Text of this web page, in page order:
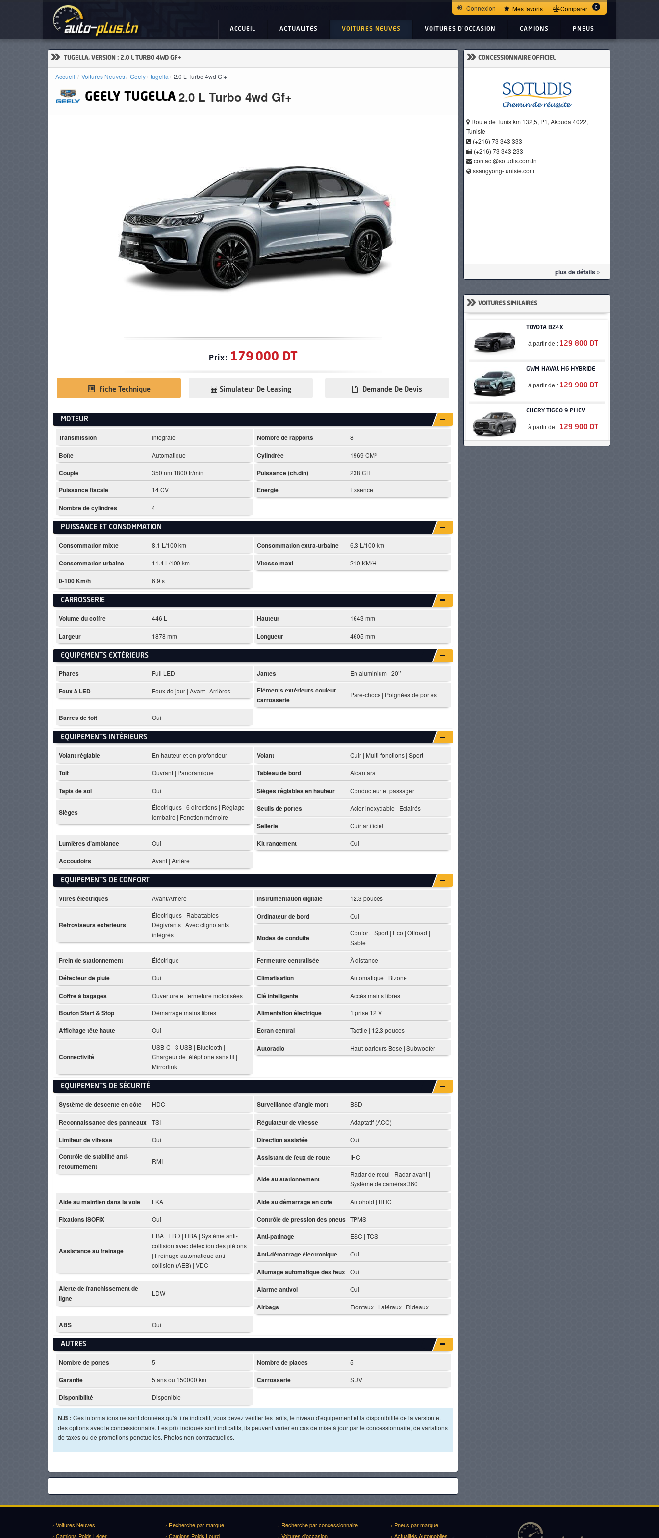
Connexion Mes favoris Comparer 0
ACCUEIL ACTUALITÉS VOITURES NEUVES VOITURES D'OCCASION CAMIONS PNEUS
» TUGELLA, VERSION : 2.0 L TURBO 4WD GF+
Accueil Voitures Neuves Geely tugella 2.0 L Turbo 4wd Gf+
GEELY TUGELLA 2.0 L Turbo 4wd Gf+
Prix: 179 000 DT
Fiche Technique Demande De Devis
Simulateur De Leasing
MOTEUR
Transmission Intégrale Nombre de rapports 8
Boîte Automatique Cylindrée 1969 CM³
Couple 350 nm 1800 tr/min Puissance (ch.din) 238 CH
Puissance fiscale 14 CV Energie Essence
Nombre de cylindres 4
PUISSANCE ET CONSOMMATION
Consommation mixte 8.1 L/100 km Consommation extra-urbaine 6.3 L/100 km
Consommation urbaine 11.4 L/100 km Vitesse maxi 210 KM/H
0-100 Km/h 6.9 s
CARROSSERIE
Volume du coffre 446 L Hauteur 1643 mm
Largeur 1878 mm Longueur 4605 mm
EQUIPEMENTS EXTÈRIEURS
Phares Full LED Jantes En aluminium | 20’’
Feux à LED Feux de jour | Avant | Arrières
Eléments extérieurs couleur
carrosserie
Pare-chocs | Poignées de portes
Barres de toit Oui
EQUIPEMENTS INTÈRIEURS
Volant réglable En hauteur et en profondeur Volant Cuir | Multi-fonctions | Sport
Toit Ouvrant | Panoramique Tableau de bord Alcantara
Tapis de sol Oui Sièges réglables en hauteur Conducteur et passager
Sièges
Électriques | 6 directions | Réglage
lombaire | Fonction mémoire
Seuils de portes Acier inoxydable | Eclairés
Sellerie Cuir artificiel
Lumières d’ambiance Oui Kit rangement Oui
Accoudoirs Avant | Arrière
EQUIPEMENTS DE CONFORT
Vitres électriques Avant/Arrière Instrumentation digitale 12.3 pouces
Rétroviseurs extérieurs
Électriques | Rabattables |
Dégivrants | Avec clignotants
intégrés
Ordinateur de bord Oui
Modes de conduite
Confort | Sport | Eco | Offroad |
Sable
Frein de stationnement Éléctrique Fermeture centralisée À distance
Détecteur de pluie Oui Climatisation Automatique | Bizone
Coffre à bagages Ouverture et fermeture motorisées Clé intelligente Accès mains libres
Bouton Start & Stop Démarrage mains libres Alimentation électrique 1 prise 12 V
Affichage tête haute Oui Ecran central Tactile | 12.3 pouces
Connectivité
USB-C | 3 USB | Bluetooth |
Chargeur de téléphone sans fil |
Mirrorlink
Autoradio Haut-parleurs Bose | Subwoofer
EQUIPEMENTS DE SÉCURITÉ
Système de descente en côte HDC Surveillance d’angle mort BSD
Reconnaissance des panneaux TSI Régulateur de vitesse Adaptatif (ACC)
Limiteur de vitesse Oui Direction assistée Oui
Contrôle de stabilité anti-
retournement
RMI Assistant de feux de route IHC
Aide au stationnement
Radar de recul | Radar avant |
Système de caméras 360
Aide au maintien dans la voie LKA Aide au démarrage en côte Autohold | HHC
Fixations ISOFIX Oui Contrôle de pression des pneus TPMS
Assistance au freinage
EBA | EBD | HBA | Système anti-
collision avec détection des piétons
| Freinage automatique anti-
collision (AEB) | VDC
Anti-patinage ESC | TCS
Anti-démarrage électronique Oui
Allumage automatique des feux Oui
Alerte de franchissement de
ligne
LDW Alarme antivol Oui
Airbags Frontaux | Latéraux | Rideaux
ABS Oui
AUTRES
Nombre de portes 5 Nombre de places 5
Garantie 5 ans ou 150000 km Carrosserie SUV
Disponibilité Disponible
N.B : Ces informations ne sont données qu'à titre indicatif, vous devez vérifier les tarifs, le niveau d'équipement et la disponibilité de la version et
des options avec le concessionnaire. Les prix indiqués sont indicatifs, ils peuvent varier en cas de mise à jour par le concessionnaire, de variations
de taxes ou de promotions ponctuelles. Photos non contractuelles.
» CONCESSIONNAIRE OFFICIEL
Route de Tunis km 132,5, P1, Akouda 4022,
Tunisie
(+216) 73 343 333
(+216) 73 343 233
contact@sotudis.com.tn
ssangyong-tunisie.com
plus de détails »
» VOITURES SIMILAIRES
TOYOTA BZ4X
à partir de : 129 800 DT
GWM HAVAL H6 HYBRIDE
à partir de : 129 900 DT
CHERY TIGGO 9 PHEV
à partir de : 129 900 DT
› Voitures Neuves › Recherche par marque › Recherche par concessionnaire
› Pneus par marque
› Camions Poids Léger
› Camions Poids Lourd › Voitures d'occasion › Actualités Automobiles
ACTUALITÉS
VOITURES